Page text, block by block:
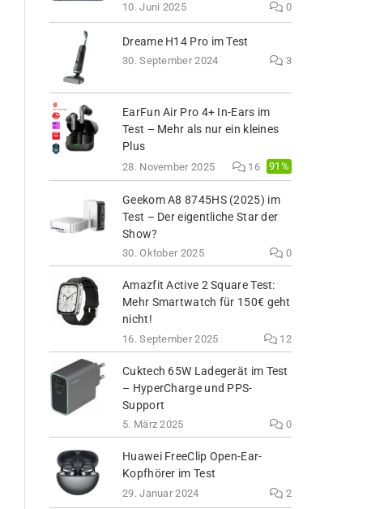
10. Juni 2025 0
Dreame H14 Pro im Test
30. September 2024 3
EarFun Air Pro 4+ In-Ears im
Test – Mehr als nur ein kleines
Plus
28. November 2025 16 91%
Geekom A8 8745HS (2025) im
Test – Der eigentliche Star der
Show?
30. Oktober 2025 0
Amazfit Active 2 Square Test:
Mehr Smartwatch für 150€ geht
nicht!
16. September 2025 12
Cuktech 65W Ladegerät im Test
– HyperCharge und PPS-
Support
5. März 2025 0
Huawei FreeClip Open-Ear-
Kopfhörer im Test
29. Januar 2024 2